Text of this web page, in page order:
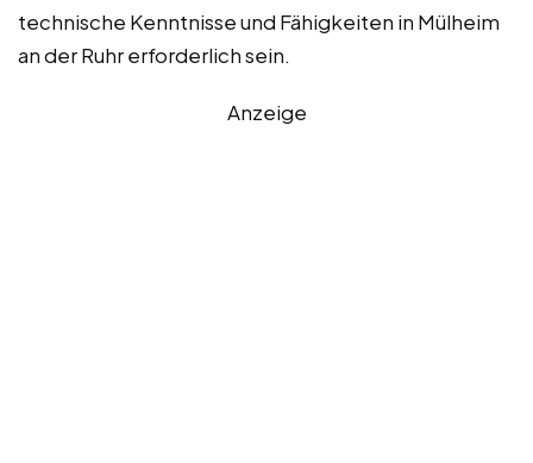
technische Kenntnisse und Fähigkeiten in Mülheim
an der Ruhr erforderlich sein.
Anzeige